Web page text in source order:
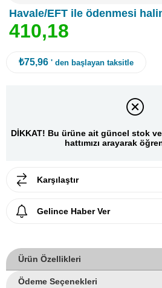
Havale/EFT ile ödenmesi
410,18
₺75,96 ' den başlayan taksitle
DİKKAT! Bu ürüne ait güncel stok
hattımızı arayarak
Karşılaştır
Gelince Haber Ver
Ürün Özellikleri
Ödeme Seçenekleri